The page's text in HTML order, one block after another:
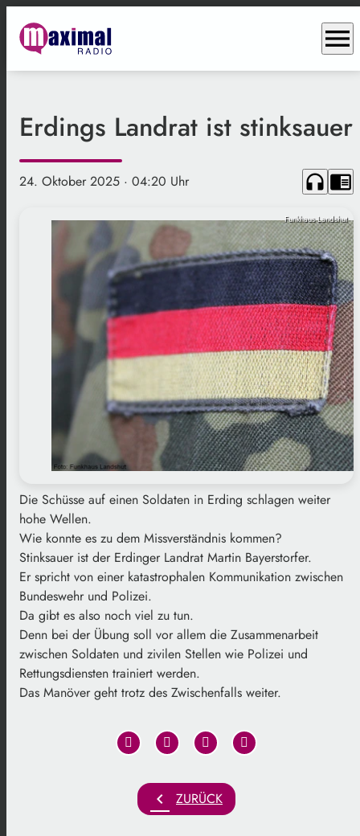
menu
Erdings Landrat ist stinksauer
24. Oktober 2025 · 04:20 Uhr headphones chrome_reader_mode
Funkhaus Landshut
Die Schüsse auf einen Soldaten in Erding schlagen weiter
hohe Wellen.
Wie konnte es zu dem Missverständnis kommen?
Stinksauer ist der Erdinger Landrat Martin Bayerstorfer.
Er spricht von einer katastrophalen Kommunikation zwischen
Bundeswehr und Polizei.
Da gibt es also noch viel zu tun.
Denn bei der Übung soll vor allem die Zusammenarbeit
zwischen Soldaten und zivilen Stellen wie Polizei und
Rettungsdiensten trainiert werden.
Das Manöver geht trotz des Zwischenfalls weiter.
chevron_left ZURÜCK